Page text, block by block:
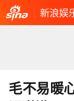
新浪娱
毛不易暖